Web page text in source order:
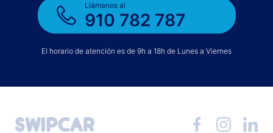
Llámanos al
910 782 787
El horario de atención es de 9h a 18h de Lunes a Viernes